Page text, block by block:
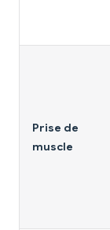
Prise de
muscle